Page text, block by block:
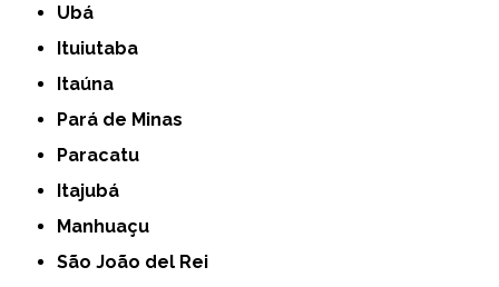
Ubá
Ituiutaba
Itaúna
Pará de Minas
Paracatu
Itajubá
Manhuaçu
São João del Rei